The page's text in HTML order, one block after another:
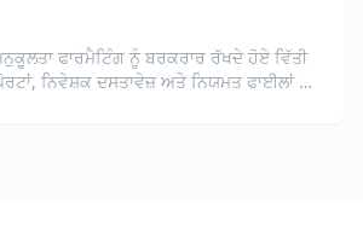
ਫਾਰਮੈਟਿੰਗ ਨੂੰ ਬਰਕਰਾਰ ਰੱਖਦੇ ਹੋਏ ਵਿੱਤੀ
ਨਿਵੇਸ਼ਕ ਦਸਤਾਵੇਜ਼ ਅਤੇ ਨਿਯਮਤ ਫਾਈਲਾਂ ਦਾ